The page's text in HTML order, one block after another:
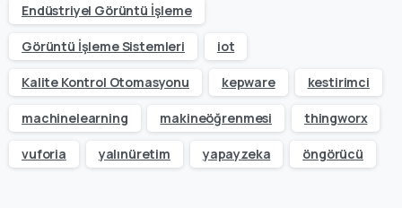
Endüstriyel Görüntü İşleme
Görüntü İşleme Sistemleri iot
Kalite Kontrol Otomasyonu kepware kestirimci
machinelearning makineöğrenmesi thingworx
vuforia yalınüretim yapayzeka öngörücü